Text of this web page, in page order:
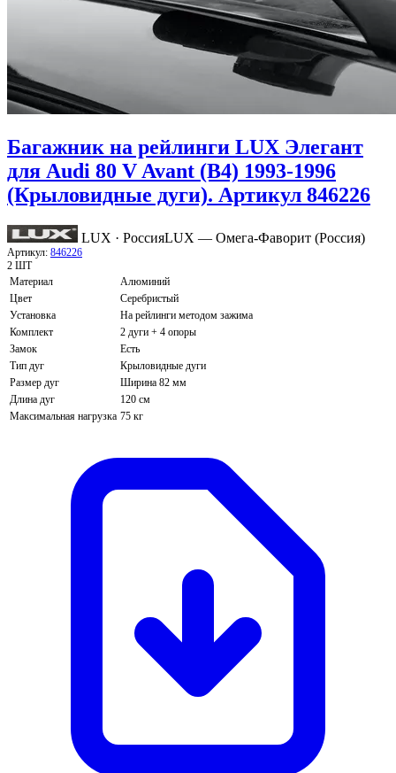
Багажник на рейлинги LUX Элегант
для Audi 80 V Avant (B4) 1993-1996
(Крыловидные дуги). Артикул 846226
LUX · РоссияLUX — Омега-Фаворит (Россия)
Артикул: 846226
2 ШТ
Материал
Алюминий
Цвет
Серебристый
Установка
На рейлинги методом зажима
Комплект
2 дуги + 4 опоры
Замок
Есть
Тип дуг
Крыловидные дуги
Размер дуг
Ширина 82 мм
Длина дуг
120 см
Максимальная нагрузка 75 кг